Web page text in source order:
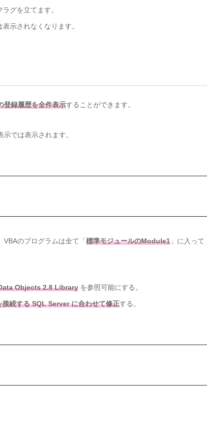
グを立てます。
示されなくなります。
登録履歴を全件表示することができます。
では表示されます。
のプログラムは全て「 標準モジュールのModule1 」に入って
Objects 2.8 Library を参照可能にする。
続する SQL Server に合わせて修正する。